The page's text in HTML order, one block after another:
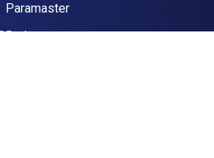
Paramaster
showroom